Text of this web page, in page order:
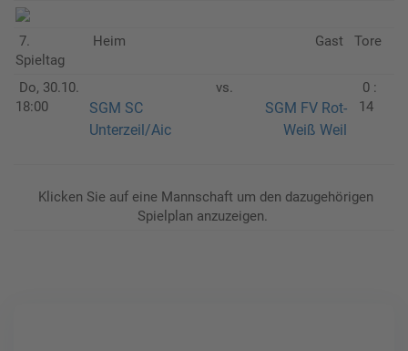
7.
Spieltag
Heim Gast Tore
Do, 30.10.
18:00
SGM SC
Unterzeil/Aic
vs.
SGM FV Rot-
Weiß Weil
0 :
14
Klicken Sie auf eine Mannschaft um den dazugehörigen
Spielplan anzuzeigen.